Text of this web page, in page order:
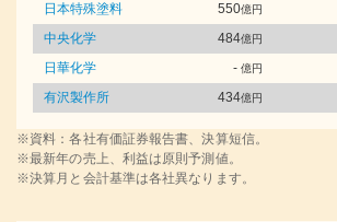
日本特殊塗料
550億円
中央化学
484億円
日華化学
- 億円
有沢製作所
434億円
※資料：各社有価証券報告書、決算短信。
※最新年の売上、利益は原則予測値。
※決算月と会計基準は各社異なります。